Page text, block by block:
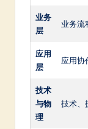
业务
层
业务流
应用
层
应用协
技术
与物
理
技术、